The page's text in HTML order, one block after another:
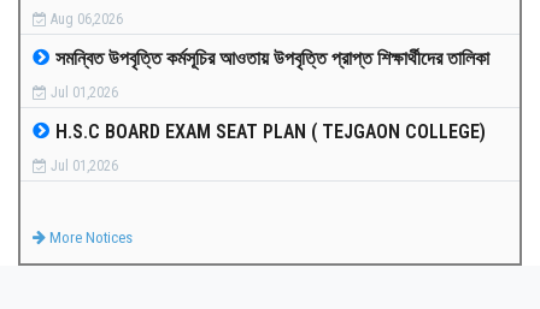
PAYMENT
CO-CURRICULUM
RESULTS
Aug 06,2026
সমন্বিত উপবৃত্তি কর্মসূচির আওতায় উপবৃত্তি প্রাপ্ত শিক্ষার্থীদের তালিকা
Jul 01,2026
H.S.C BOARD EXAM SEAT PLAN ( TEJGAON COLLEGE)
Jul 01,2026
More Notices